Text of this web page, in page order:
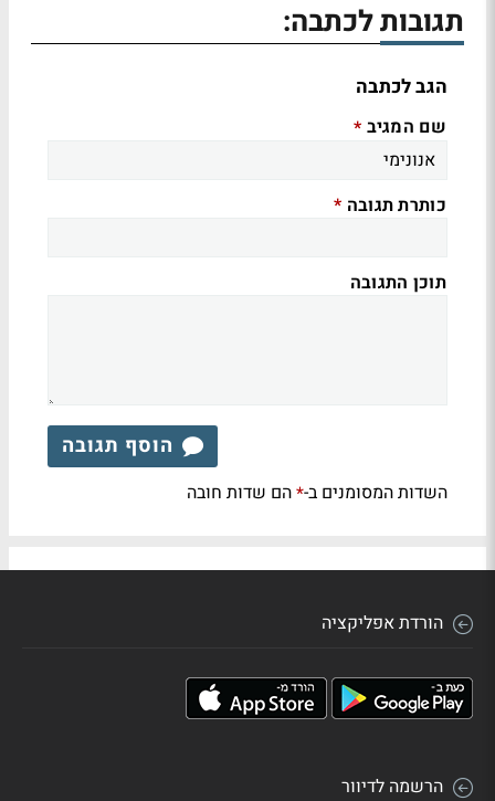
תגובות לכתבה:
הגב לכתבה
שם המגיב *
כותרת תגובה *
תוכן התגובה
הוסף תגובה
השדות המסומנים ב-*הם שדות חובה
הורדת אפליקציה
הרשמה לדיוור